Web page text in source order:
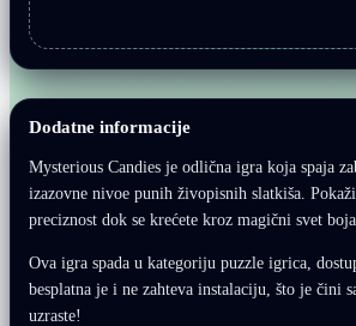
Dodatne informacije
Mysterious Candies je odlična igra koja spaja
izazovne nivoe punih živopisnih slatkiša.
preciznost dok se krećete kroz magični svet boja.
Ova igra spada u kategoriju puzzle igrica,
besplatna je i ne zahteva instalaciju, što je čini
uzraste!